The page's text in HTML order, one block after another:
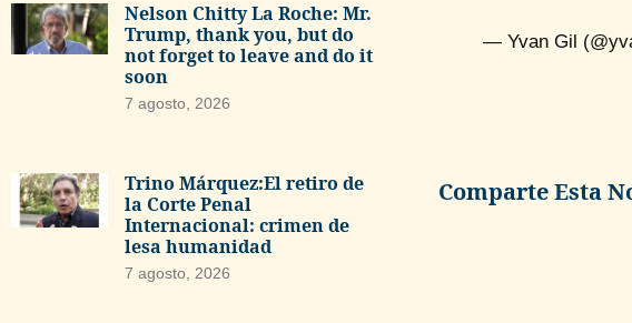
Nelson Chitty La Roche: Mr.
Trump, thank you, but do
not forget to leave and do it
soon
7 agosto, 2026
Trino Márquez:El retiro de
la Corte Penal
Internacional: crimen de
lesa humanidad
7 agosto, 2026
— Yvan Gil
Comparte Esta